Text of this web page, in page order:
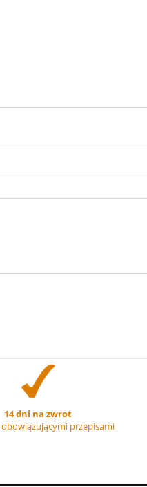
14 dni na zwrot
przepisami